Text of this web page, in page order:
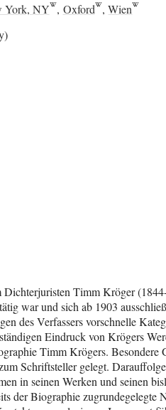
York, NY , Oxford , Wien
Timm Kröger
war und sich ab 1903
des Verfassers vorschnelle
Eindruck von Krögers
Timm Krögers. Besondere
Schriftsteller gelegt.
in seinen Werken und seinen
der Biographie zugrundegelegte